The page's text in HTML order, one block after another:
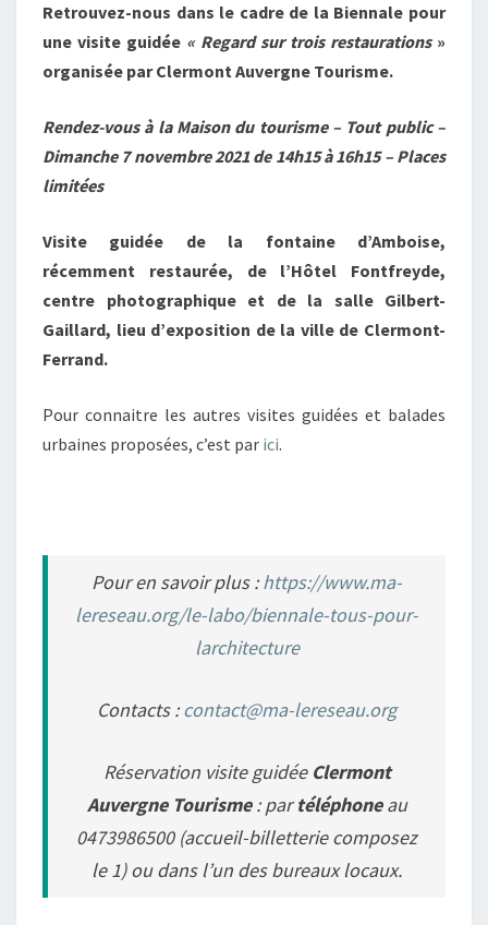
Retrouvez-nous dans le cadre de la Biennale pour
une visite guidée « Regard sur trois restaurations»
organisée par Clermont Auvergne Tourisme.
Rendez-vous à la Maison du tourisme – Tout public –
Dimanche 7 novembre 2021 de 14h15 à 16h15 – Places
limitées
Visite guidée de la fontaine d’Amboise,
récemment restaurée, de l’Hôtel Fontfreyde,
centre photographique et de la salle Gilbert-
Gaillard, lieu d’exposition de la ville de Clermont-
Ferrand.
Pour connaitre les autres visites guidées et balades
urbaines proposées, c’est par ici.
Pour en savoir plus :https://www.ma-
lereseau.org/le-labo/biennale-tous-pour-
larchitecture
Contacts :contact@ma-lereseau.org
Réservation visite guidée Clermont
Auvergne Tourisme: partéléphoneau
0473986500 (accueil-billetterie composez
le 1) ou dans l’un des bureaux locaux.